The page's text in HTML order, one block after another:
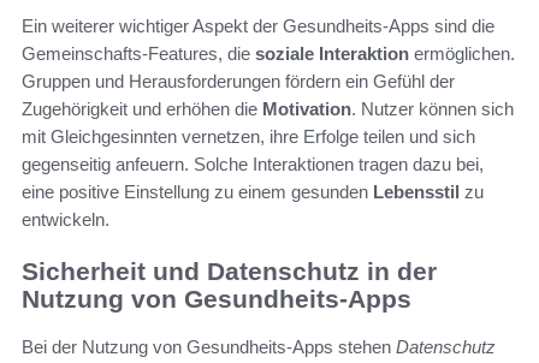
Ein weiterer wichtiger Aspekt der Gesundheits-Apps sind die
Gemeinschafts-Features, die soziale Interaktion ermöglichen.
Gruppen und Herausforderungen fördern ein Gefühl der
Zugehörigkeit und erhöhen die Motivation. Nutzer können sich
mit Gleichgesinnten vernetzen, ihre Erfolge teilen und sich
gegenseitig anfeuern. Solche Interaktionen tragen dazu bei,
eine positive Einstellung zu einem gesunden Lebensstil zu
entwickeln.
Sicherheit und Datenschutz in der
Nutzung von Gesundheits-Apps
Bei der Nutzung von Gesundheits-Apps stehen Datenschutz